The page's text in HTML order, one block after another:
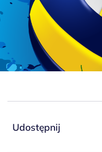
Udostępnij